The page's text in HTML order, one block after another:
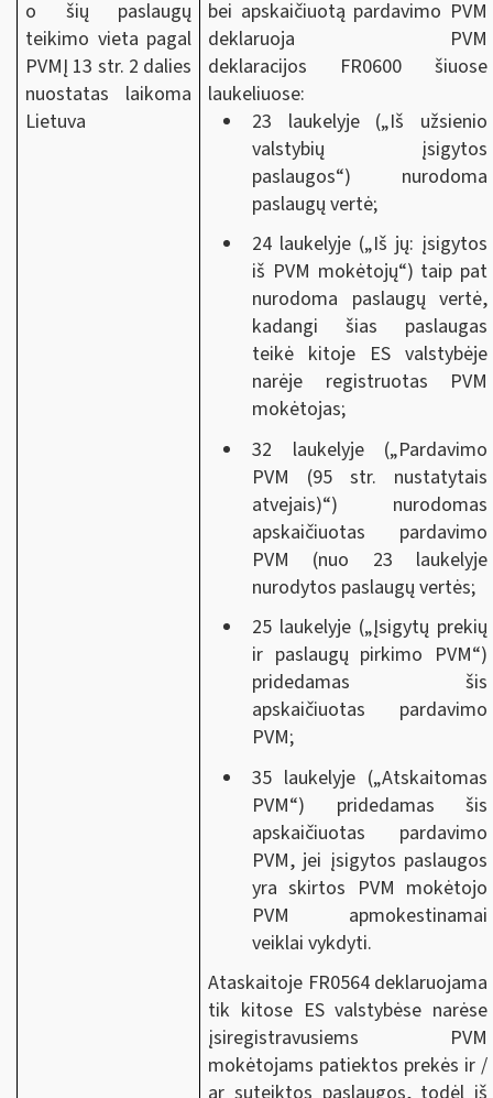
o šių paslaugų
teikimo vieta pagal
PVMĮ 13 str. 2 dalies
nuostatas laikoma
Lietuva
bei apskaičiuotą pardavimo PVM
deklaruoja PVM
deklaracijos FR0600 šiuose
laukeliuose:
23 laukelyje („Iš užsienio
valstybių įsigytos
paslaugos“) nurodoma
paslaugų vertė;
24 laukelyje („Iš jų: įsigytos
iš PVM mokėtojų“) taip pat
nurodoma paslaugų vertė,
kadangi šias paslaugas
teikė kitoje ES valstybėje
narėje registruotas PVM
mokėtojas;
32 laukelyje („Pardavimo
PVM (95 str. nustatytais
atvejais)“) nurodomas
apskaičiuotas pardavimo
PVM (nuo 23 laukelyje
nurodytos paslaugų vertės;
25 laukelyje („Įsigytų prekių
ir paslaugų pirkimo PVM“)
pridedamas šis
apskaičiuotas pardavimo
PVM;
35 laukelyje („Atskaitomas
PVM“) pridedamas šis
apskaičiuotas pardavimo
PVM, jei įsigytos paslaugos
yra skirtos PVM mokėtojo
PVM apmokestinamai
veiklai vykdyti.
Ataskaitoje FR0564 deklaruojama
tik kitose ES valstybėse narėse
įsiregistravusiems PVM
mokėtojams patiektos prekės ir /